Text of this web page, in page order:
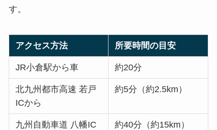
す。
アクセス方法 所要時間の目安
JR小倉駅から車 約20分
北九州都市高速 若戸
ICから
約5分（約2.5km）
九州自動車道 八幡IC
約40分（約15km）